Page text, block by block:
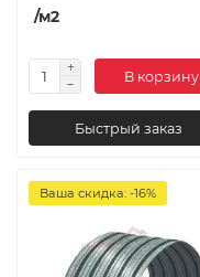
/м2
В корзину
Быстрый заказ
Ваша скидка: -16%